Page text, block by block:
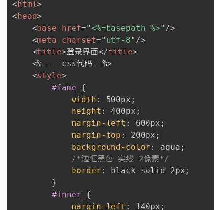
<html>
<head>
<base href="<%=basepath %>" />
<meta charset=" utf-8" />
<title>登录界面</title>
    <%--  css代码--%>
<style>
#fame_ {
width : 500px ;
height : 400px ;
margin-left : 600px ;
margin-top : 200px ;
background-color : aqua ;
/*边框黑色 实线 2像素*/
border : black solid 2px ;
}
#inner_ {
margin-left : 140px ;